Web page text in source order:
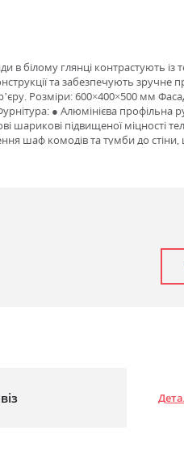
в білому глянці контрастують із
та забезпечують зручне
Розміри: 600×400×500 мм
● Алюмінієва профільна
підвищеної міцності
шаф комодів та тумби до стіни,